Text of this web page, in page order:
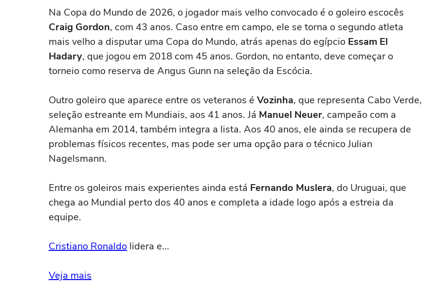
Na Copa do Mundo de 2026, o jogador mais velho convocado é o goleiro escocês
Craig Gordon, com 43 anos. Caso entre em campo, ele se torna o segundo atleta
mais velho a disputar uma Copa do Mundo, atrás apenas do egípcio Essam El
Hadary, que jogou em 2018 com 45 anos. Gordon, no entanto, deve começar o
torneio como reserva de Angus Gunn na seleção da Escócia.
Outro goleiro que aparece entre os veteranos é Vozinha, que representa Cabo Verde,
seleção estreante em Mundiais, aos 41 anos. Já Manuel Neuer, campeão com a
Alemanha em 2014, também integra a lista. Aos 40 anos, ele ainda se recupera de
problemas físicos recentes, mas pode ser uma opção para o técnico Julian
Nagelsmann.
Entre os goleiros mais experientes ainda está Fernando Muslera, do Uruguai, que
chega ao Mundial perto dos 40 anos e completa a idade logo após a estreia da
equipe.
Cristiano Ronaldo lidera e...
Veja mais